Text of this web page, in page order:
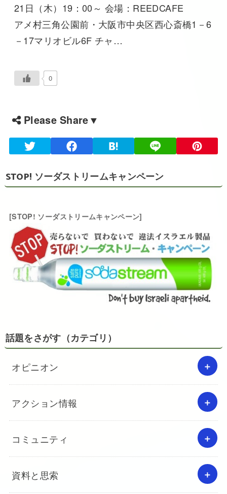
21日（木）19：00～ 会場：REEDCAFE
アメ村三角公園前・大阪市中央区西心斎橋1－6
－17マリオビル6F チャ…
0
Please Share▼
STOP! ソーダストリームキャンペーン
[STOP! ソーダストリームキャンペーン]
話題をさがす（カテゴリ）
オピニオン
アクション情報
コミュニティ
資料と思索